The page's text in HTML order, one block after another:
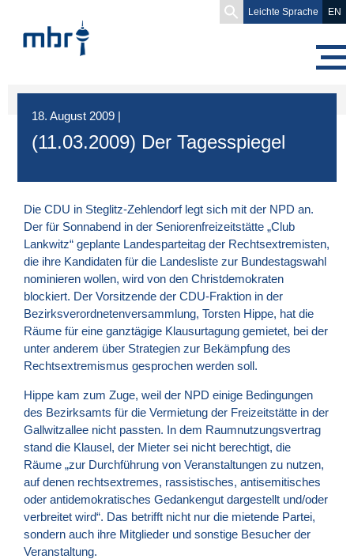
Search
for:
Leichte Sprache EN
18. August 2009 |
(11.03.2009) Der Tagesspiegel
Die CDU in Steglitz-Zehlendorf legt sich mit der NPD an.
Der für Sonnabend in der Seniorenfreizeitstätte „Club
Lankwitz“ geplante Landesparteitag der Rechtsextremisten,
die ihre Kandidaten für die Landesliste zur Bundestagswahl
nominieren wollen, wird von den Christdemokraten
blockiert. Der Vorsitzende der CDU-Fraktion in der
Bezirksverordnetenversammlung, Torsten Hippe, hat die
Räume für eine ganztägige Klausurtagung gemietet, bei der
unter anderem über Strategien zur Bekämpfung des
Rechtsextremismus gesprochen werden soll.
Hippe kam zum Zuge, weil der NPD einige Bedingungen
des Bezirksamts für die Vermietung der Freizeitstätte in der
Gallwitzallee nicht passten. In dem Raumnutzungsvertrag
stand die Klausel, der Mieter sei nicht berechtigt, die
Räume „zur Durchführung von Veranstaltungen zu nutzen,
auf denen rechtsextremes, rassistisches, antisemitisches
oder antidemokratisches Gedankengut dargestellt und/oder
verbreitet wird“. Das betrifft nicht nur die mietende Partei,
sondern auch ihre Mitglieder und sonstige Besucher der
Veranstaltung.